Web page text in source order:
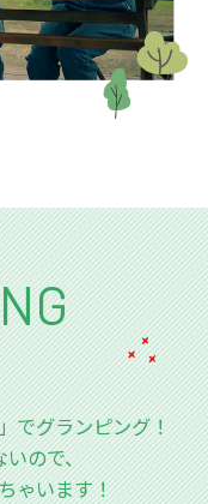
でグランピング！
いので、
ゃいます！